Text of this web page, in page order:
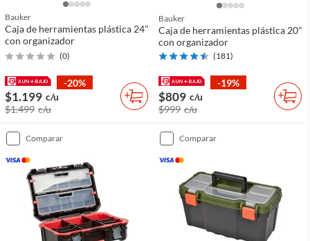
Bauker
Caja de herramientas plástica 24"
con organizador
(0)
-20%
$1.199 c/u
$1.499 c/u
Bauker
Caja de herramientas plástica 20"
con organizador
(181)
-19%
$809 c/u
$999 c/u
comparar comparar